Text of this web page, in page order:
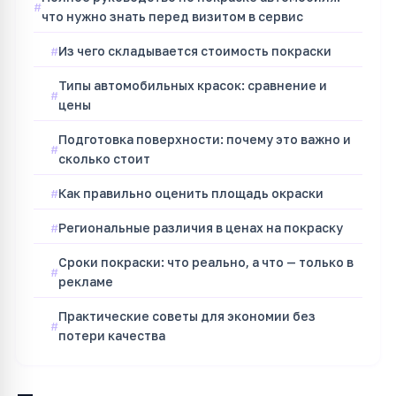
что нужно знать перед визитом в сервис
Из чего складывается стоимость покраски
Типы автомобильных красок: сравнение и
цены
Подготовка поверхности: почему это важно и
сколько стоит
Как правильно оценить площадь окраски
Региональные различия в ценах на покраску
Сроки покраски: что реально, а что — только в
рекламе
Практические советы для экономии без
потери качества